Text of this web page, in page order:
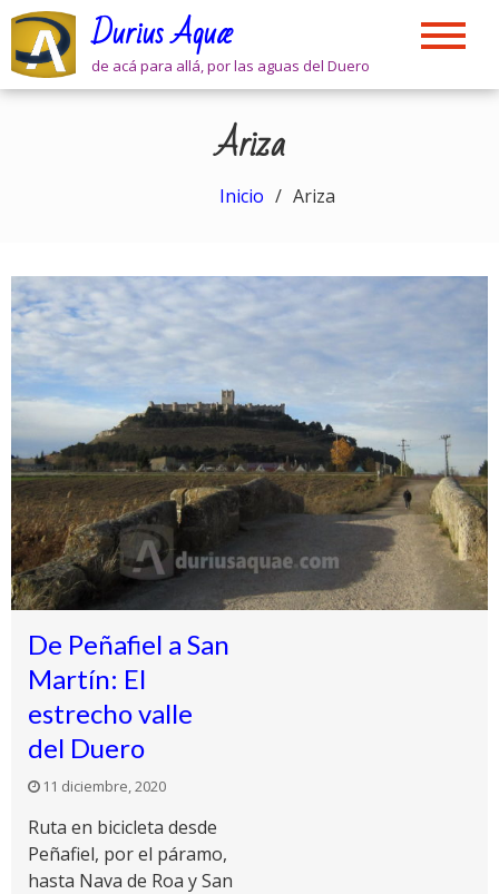
Skip
content
Durius Aquæ
de acá para allá, por las aguas del Duero
Ariza
Inicio Ariza
De Peñafiel a San
Martín: El
estrecho valle
del Duero
11 diciembre, 2020
Ruta en bicicleta desde
Peñafiel, por el páramo,
hasta Nava de Roa y San